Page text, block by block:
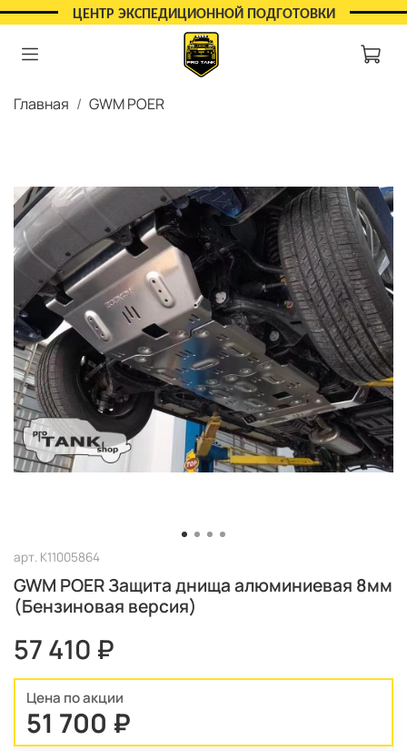
ЦЕНТР ЭКСПЕДИЦИОННОЙ ПОДГОТОВКИ
Главная GWM POER
арт. K11005864
GWM POER Защита днища алюминиевая 8мм
(Бензиновая версия)
57 410 ₽
Цена по акции
51 700 ₽